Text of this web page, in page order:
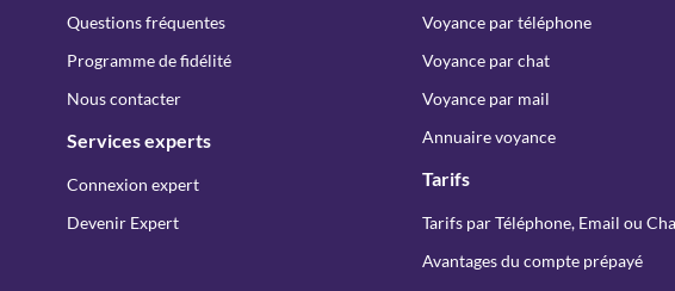
Questions fréquentes
Programme de fidélité
Nous contacter
Services experts
Connexion expert
Devenir Expert
Voyance par téléphone
Voyance par chat
Voyance par mail
Annuaire voyance
Tarifs
Tarifs par Téléphone, Email ou
Avantages du compte prépayé